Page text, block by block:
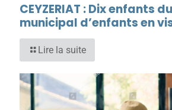
CEYZERIAT : Dix enfants
municipal d’enfants en
Lire la suite